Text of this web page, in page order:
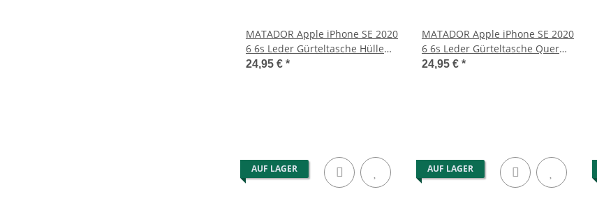
MATADOR Apple iPhone SE 2020
6 6s Leder Gürteltasche Hülle
Braun
24,95 € *
MATADOR Apple iPhone SE 2020
6 6s Leder Gürteltasche Quer
Braun
24,95 € *
AUF LAGER AUF LAGER